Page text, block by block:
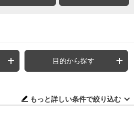
目的から探す
もっと詳しい条件で絞り込む